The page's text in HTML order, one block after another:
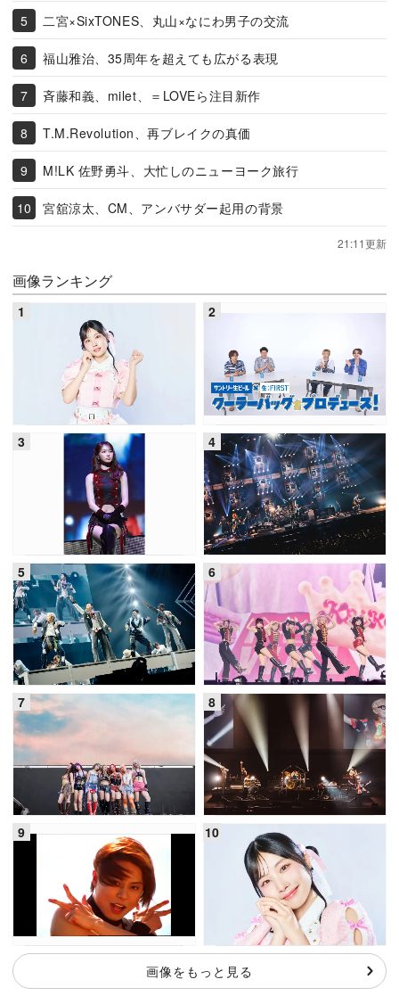
二宮×SixTONES、丸山×なにわ男子の交流
福山雅治、35周年を超えても広がる表現
斉藤和義、milet、＝LOVEら注目新作
T.M.Revolution、再ブレイクの真価
M!LK 佐野勇斗、大忙しのニューヨーク旅行
宮舘涼太、CM、アンバサダー起用の背景
21:11更新
画像ランキング
画像をもっと見る